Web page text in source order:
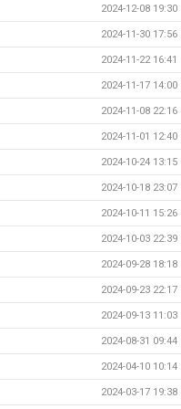
2024-12-08 19:30
2024-11-30 17:56
2024-11-22 16:41
2024-11-17 14:00
2024-11-08 22:16
2024-11-01 12:40
2024-10-24 13:15
2024-10-18 23:07
2024-10-11 15:26
2024-10-03 22:39
2024-09-28 18:18
2024-09-23 22:17
2024-09-13 11:03
2024-08-31 09:44
2024-04-10 10:14
2024-03-17 19:38